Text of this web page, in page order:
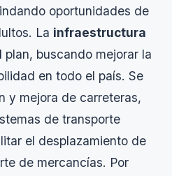
oportunidades de
La infraestructura
buscando mejorar la
en todo el país. Se
y mejora de carreteras,
de transporte
el desplazamiento de
de mercancías. Por